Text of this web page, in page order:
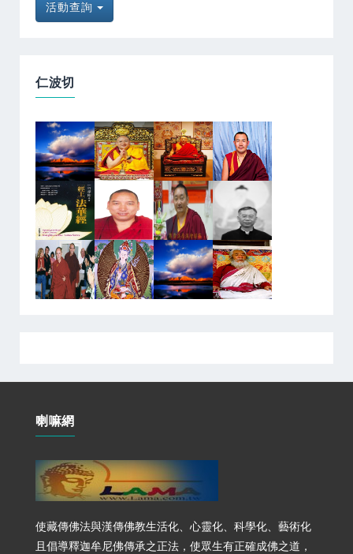
活動查詢
仁波切
喇嘛網
使藏傳佛法與漢傳佛教生活化、心靈化、科學化、藝術化
且倡導釋迦牟尼佛傳承之正法，使眾生有正確成佛之道，